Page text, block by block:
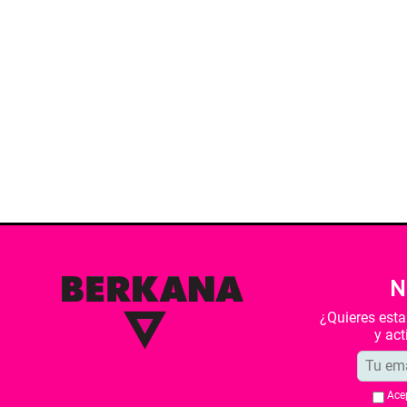
¿Quieres
y